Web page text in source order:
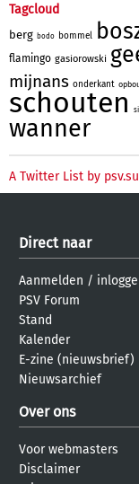
Tagcloud
berg bodo bommel
flamingo gasiorowski
mijnans onderkant
schouten
wanner
A Twitter List by
Direct naar
Aanmelden /
PSV Forum
Stand
Kalender
E-zine (nieuwsbrief)
Nieuwsarchief
Over ons
Voor webmasters
Disclaimer